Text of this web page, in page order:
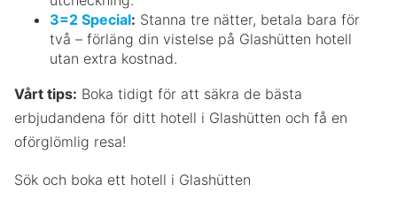
3=2 Special: Stanna tre nätter, betala bara för
två – förläng din vistelse på Glashütten hotell
utan extra kostnad.
Vårt tips: Boka tidigt för att säkra de bästa
erbjudandena för ditt hotell i Glashütten och få en
oförglömlig resa!
Sök och boka ett hotell i Glashütten